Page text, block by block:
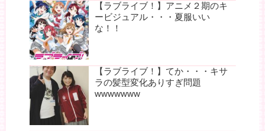
【ラブライブ！】アニメ２期のキ
ービジュアル・・・夏服いい
な！！
【ラブライブ！】てか・・・キサ
ラの髪型変化ありすぎ問題
wwwwwww